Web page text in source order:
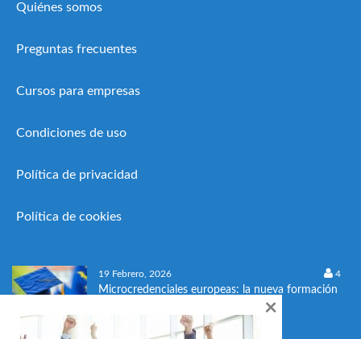
Quiénes somos
Preguntas frecuentes
Cursos para empresas
Condiciones de uso
Política de privacidad
Política de cookies
19 Febrero, 2026 4
Microcredenciales europeas: la nueva formación
×